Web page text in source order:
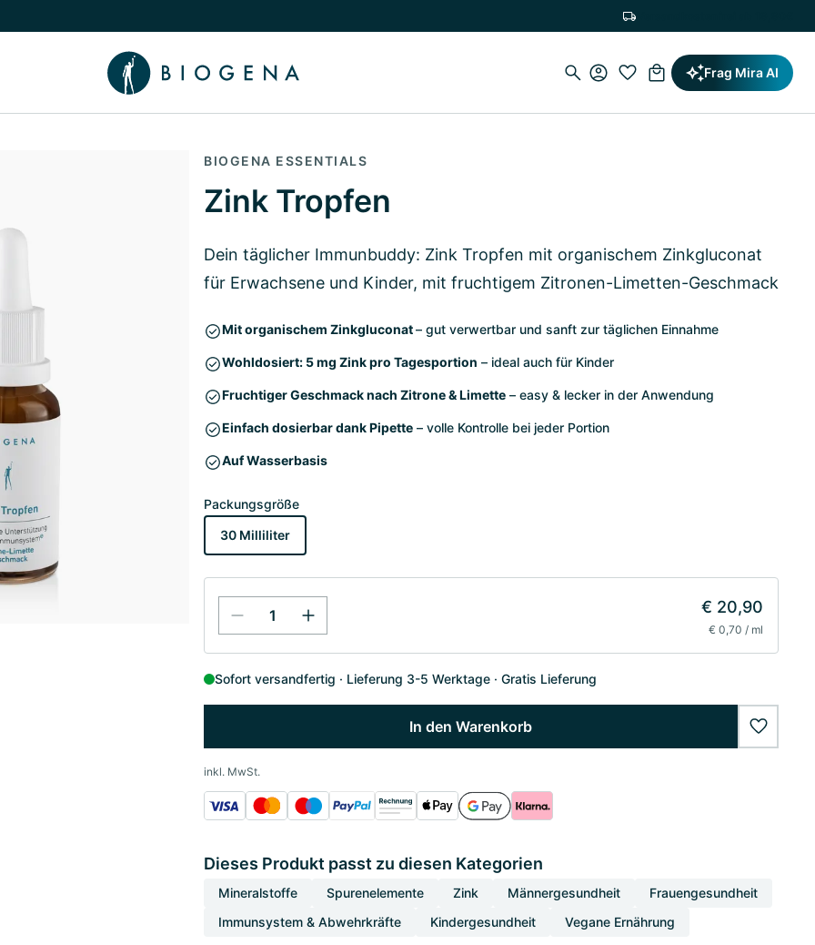
Wissen umschalten Frag Mira AI
BIOGENA ESSENTIALS
Zink Tropfen
Dein täglicher Immunbuddy: Zink Tropfen mit organischem Zinkgluconat
für Erwachsene und Kinder, mit fruchtigem Zitronen-Limetten-Geschmack
Mit organischem Zinkgluconat– gut verwertbar und sanft zur täglichen Einnahme
Wohldosiert: 5 mg Zink pro Tagesportion – ideal auch für Kinder
Fruchtiger Geschmack nach Zitrone & Limette – easy & lecker in der Anwendung
Einfach dosierbar dank Pipette – volle Kontrolle bei jeder Portion
Auf Wasserbasis
Packungsgröße
30 Milliliter
€ 20,90
€ 0,70 / ml
Sofort versandfertig Lieferung 3-5 Werktage Gratis Lieferung
In den Warenkorb
inkl. MwSt.
Dieses Produkt passt zu diesen Kategorien
Mineralstoffe Spurenelemente Zink Männergesundheit
Frauengesundheit
Immunsystem & Abwehrkräfte
Kindergesundheit Vegane Ernährung